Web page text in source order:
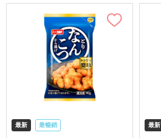
最新 最暢銷 最新